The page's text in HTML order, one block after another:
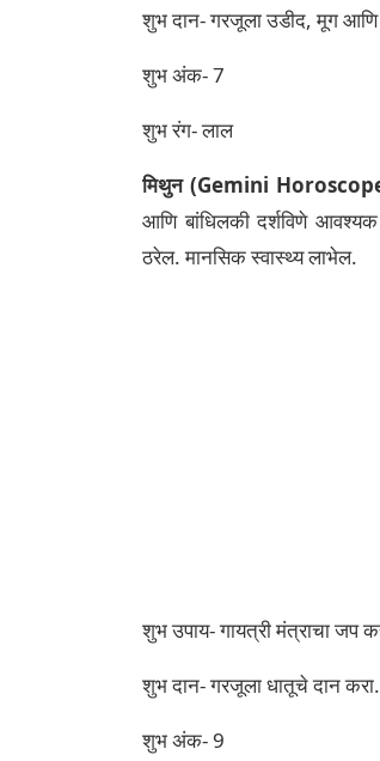
शुभ दान- गरजूला उडीद, मूग आणि
शुभ अंक- 7
शुभ रंग- लाल
मिथुन (Gemini
आणि बांधिलकी दर्शविणे
ठरेल. मानसिक स्वास्थ्य लाभेल.
शुभ उपाय- गायत्री मंत्राचा जप
शुभ दान- गरजूला धातूचे दान करा.
शुभ अंक- 9